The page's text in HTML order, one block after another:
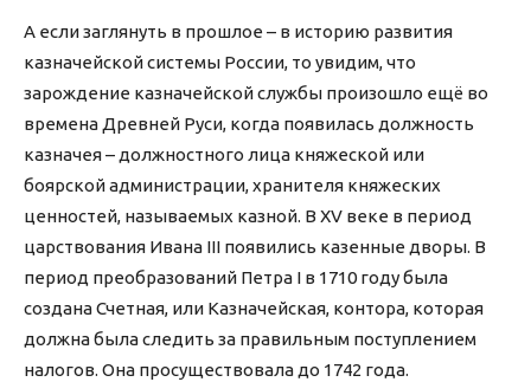
А если заглянуть в прошлое – в историю развития
казначейской системы России, то увидим, что
зарождение казначейской службы произошло ещё во
времена Древней Руси, когда появилась должность
казначея – должностного лица княжеской или
боярской администрации, хранителя княжеских
ценностей, называемых казной. В XV веке в период
царствования Ивана III появились казенные дворы. В
период преобразований Петра I в 1710 году была
создана Счетная, или Казначейская, контора, которая
должна была следить за правильным поступлением
налогов. Она просуществовала до 1742 года.